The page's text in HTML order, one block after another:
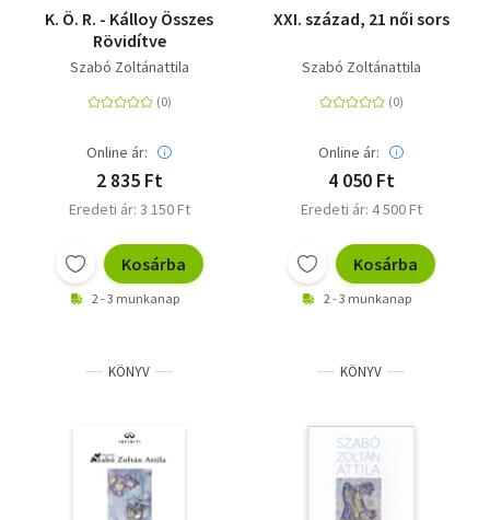
K. Ö. R. - Kálloy Összes
Rövidítve
Szabó Zoltánattila
Online ár:
2 835 Ft
Eredeti ár: 3 150 Ft
Kosárba
2 - 3 munkanap
XXI. század, 21 női sors
Szabó Zoltánattila
Online ár:
4 050 Ft
Eredeti ár: 4 500 Ft
Kosárba
2 - 3 munkanap
KÖNYV KÖNYV